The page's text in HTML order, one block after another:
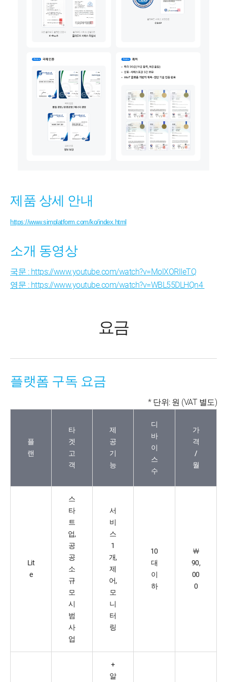
제품 상세 안내
https://www.simplatform.com/ko/index.html
소개 동영상
국문 : https://www.youtube.com/watch?v=MolXORlIeTQ
영문 : https://www.youtube.com/watch?v=WBL55DLHQn4
요금
플랫폼 구독 요금
* 단위: 원 (VAT 별도)
플
랜
타
겟
고
객
제
공
기
능
디
바
이
스
수
가
격
/
월
Lit
e
스
타
트
업,
공
공
소
규
모
시
범
사
업
서
비
스
1
개,
제
어,
모
니
터
링
10
대
이
하
￦
90,
00
0
+
알